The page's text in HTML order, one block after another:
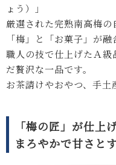
ょう）」
厳選された完熟南高梅の
「梅」と「お菓子」が融
職人の技で仕上げたＡ
だ贅沢な一品です。
お茶請けやおやつ、手土
「梅の匠」が仕上
まろやかで甘さと